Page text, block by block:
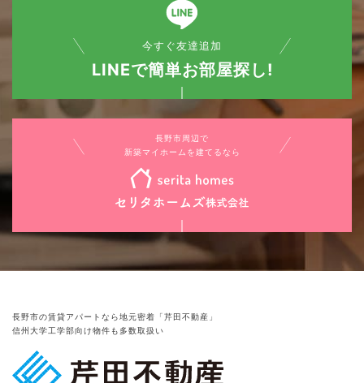
今すぐ友達追加
LINEで簡単お部屋探し!
長野市周辺で
新築マイホームを建てるなら
長野市の賃貸アパートなら地元密着「芹田不動産」
信州大学工学部向け物件も多数取扱い